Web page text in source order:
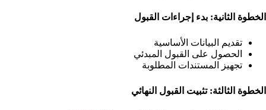
الخطوة الثانية: بدء إجراءات القبول
تقديم البيانات الأساسية
الحصول على القبول المبدئي
تجهيز المستندات المطلوبة
الخطوة الثالثة: تثبيت القبول النهائي